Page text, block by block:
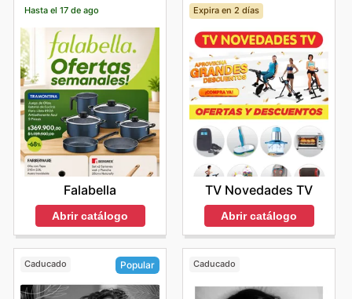
Hasta el 17 de ago
Falabella
Abrir catálogo
Expira en 2 días
TV Novedades TV
Abrir catálogo
Caducado Popular Caducado